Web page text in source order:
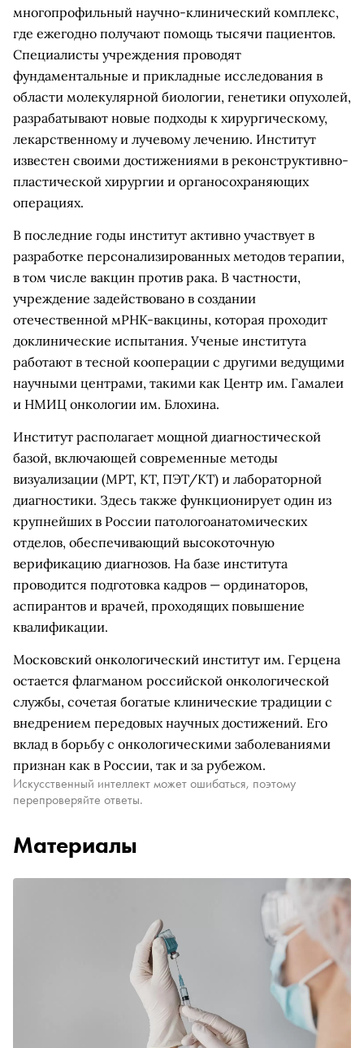
многопрофильный научно-клинический комплекс,
где ежегодно получают помощь тысячи пациентов.
Специалисты учреждения проводят
фундаментальные и прикладные исследования в
области молекулярной биологии, генетики опухолей,
разрабатывают новые подходы к хирургическому,
лекарственному и лучевому лечению. Институт
известен своими достижениями в реконструктивно-
пластической хирургии и органосохраняющих
операциях.
В последние годы институт активно участвует в
разработке персонализированных методов терапии,
в том числе вакцин против рака. В частности,
учреждение задействовано в создании
отечественной мРНК-вакцины, которая проходит
доклинические испытания. Ученые института
работают в тесной кооперации с другими ведущими
научными центрами, такими как Центр им. Гамалеи
и НМИЦ онкологии им. Блохина.
Институт располагает мощной диагностической
базой, включающей современные методы
визуализации (МРТ, КТ, ПЭТ/КТ) и лабораторной
диагностики. Здесь также функционирует один из
крупнейших в России патологоанатомических
отделов, обеспечивающий высокоточную
верификацию диагнозов. На базе института
проводится подготовка кадров — ординаторов,
аспирантов и врачей, проходящих повышение
квалификации.
Московский онкологический институт им. Герцена
остается флагманом российской онкологической
службы, сочетая богатые клинические традиции с
внедрением передовых научных достижений. Его
вклад в борьбу с онкологическими заболеваниями
признан как в России, так и за рубежом.
Искусственный интеллект может ошибаться, поэтому
перепроверяйте ответы.
Материалы